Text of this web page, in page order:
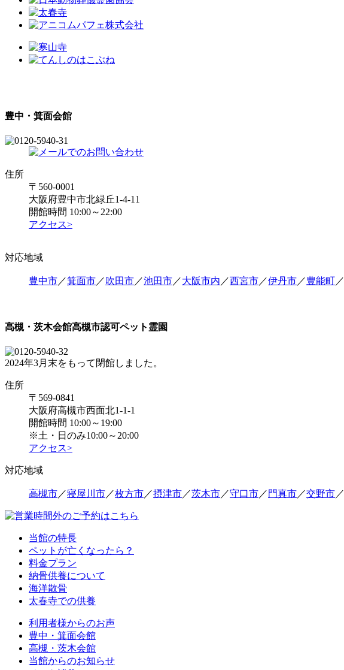
豊中・箕面会館
住所
〒560-0001
大阪府豊中市北緑丘1-4-11
開館時間 10:00～22:00
アクセス>
対応地域
豊中市／箕面市／吹田市／池田市／大阪市内 ／西宮市／伊丹市／豊能町／
高槻・茨木会館高槻市認可ペット霊園
2024年3月末をもって閉館しました。
住所
〒569-0841
大阪府高槻市西面北1-1-1
開館時間 10:00～19:00
※土・日のみ10:00～20:00
アクセス>
対応地域
高槻市／寝屋川市／枚方市／摂津市／茨木市／守口市／ 門真市／交野市／
当館の特長
ペットが亡くなったら？
料金プラン
納骨供養について
海洋散骨
太春寺での供養
利用者様からのお声
豊中・箕面会館
高槻・茨木会館
当館からのお知らせ